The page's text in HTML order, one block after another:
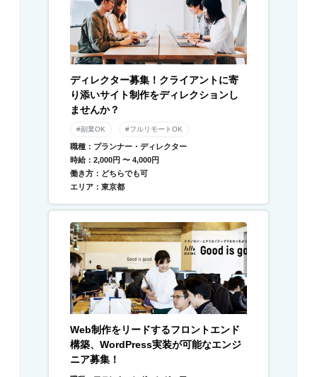
ディレクター募集！クライアントに寄
り添いサイト制作をディレクションし
ませんか？
#副業OK #フルリモートOK
職種：プランナー・ディレクター
時給：2,000円 〜 4,000円
働き方：どちらでも可
エリア：東京都
Web制作をリードするフロントエンド
構築、WordPress実装が可能なエンジ
ニア募集！